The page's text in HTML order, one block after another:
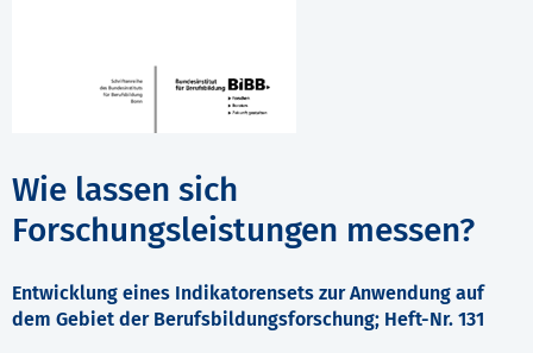
Wie lassen sich
Forschungsleistungen messen?
Entwicklung eines Indikatorensets zur Anwendung auf
dem Gebiet der Berufsbildungsforschung; Heft-Nr. 131